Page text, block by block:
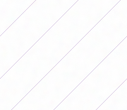
En otro 1-0, Talleres
lo bajó de la punta y
En uno de los
SAT le ganó 5-0 a
triunfo tras vencer 1-0